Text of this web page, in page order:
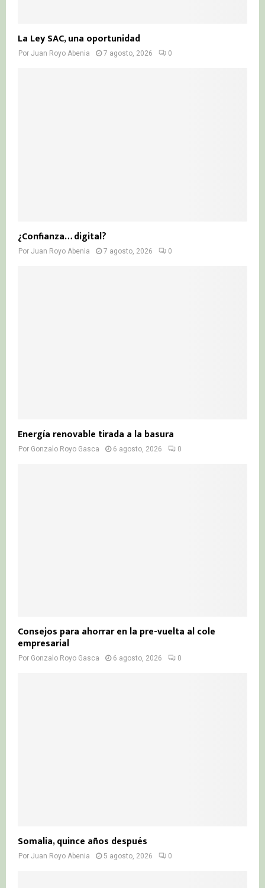
La Ley SAC, una oportunidad
Por Juan Royo Abenia 7 agosto, 2026 0
¿Confianza… digital?
Por Juan Royo Abenia 7 agosto, 2026 0
Energía renovable tirada a la basura
Por Gonzalo Royo Gasca 6 agosto, 2026 0
Consejos para ahorrar en la pre-vuelta al cole
empresarial
Por Gonzalo Royo Gasca 6 agosto, 2026 0
Somalia, quince años después
Por Juan Royo Abenia 5 agosto, 2026 0